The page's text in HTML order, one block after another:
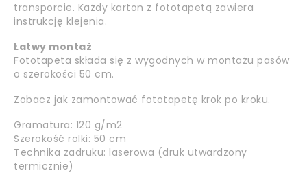
transporcie. Każdy karton z fototapetą zawiera
instrukcję klejenia.
Łatwy montaż
Fototapeta składa się z wygodnych w montażu pasów
o szerokości 50 cm.
Zobacz jak zamontować fototapetę krok po kroku.
Gramatura: 120 g/m2
Szerokość rolki: 50 cm
Technika zadruku: laserowa (druk utwardzony
termicznie)